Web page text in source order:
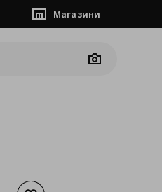
Магазини
Camera